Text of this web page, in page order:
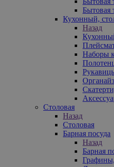
Бытовая
Кухонный,
Назад
Наборы
Столовая
Назад
Столовая
Барная посуда
Назад
Барная